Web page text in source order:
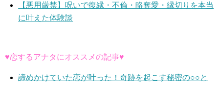
【悪用厳禁】呪いで復縁・不倫・略奪愛・縁切りを本当
に叶えた体験談
♥恋するアナタにオススメの記事♥
諦めかけていた恋が叶った！奇跡を起こす秘密の○○と